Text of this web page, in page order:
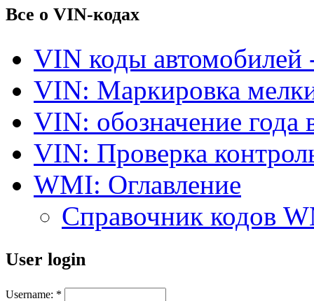
Все о VIN-кодах
VIN коды автомобилей
VIN: Маркировка
VIN: обозначение года
VIN: Проверка
WMI: Оглавление
Справочник кодов
User login
Username: *